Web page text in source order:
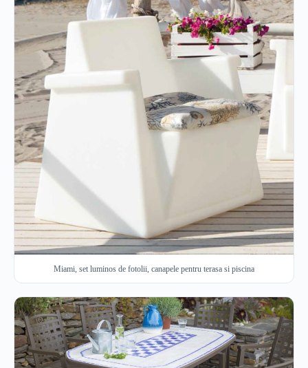
Miami, set luminos de fotolii, canapele pentru terasa si piscina